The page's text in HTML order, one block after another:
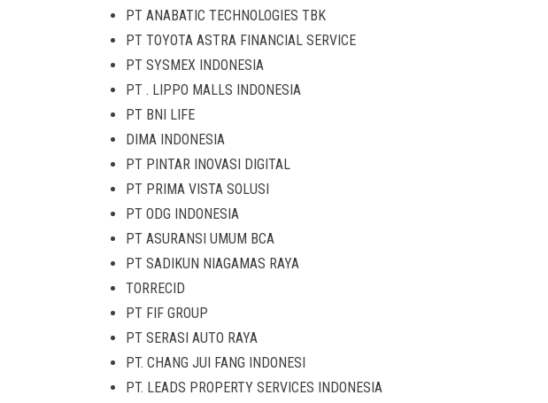
PT ANABATIC TECHNOLOGIES TBK
PT TOYOTA ASTRA FINANCIAL SERVICE
PT SYSMEX INDONESIA
PT . LIPPO MALLS INDONESIA
PT BNI LIFE
DIMA INDONESIA
PT PINTAR INOVASI DIGITAL
PT PRIMA VISTA SOLUSI
PT ODG INDONESIA
PT ASURANSI UMUM BCA
PT SADIKUN NIAGAMAS RAYA
TORRECID
PT FIF GROUP
PT SERASI AUTO RAYA
PT. CHANG JUI FANG INDONESI
PT. LEADS PROPERTY SERVICES INDONESIA